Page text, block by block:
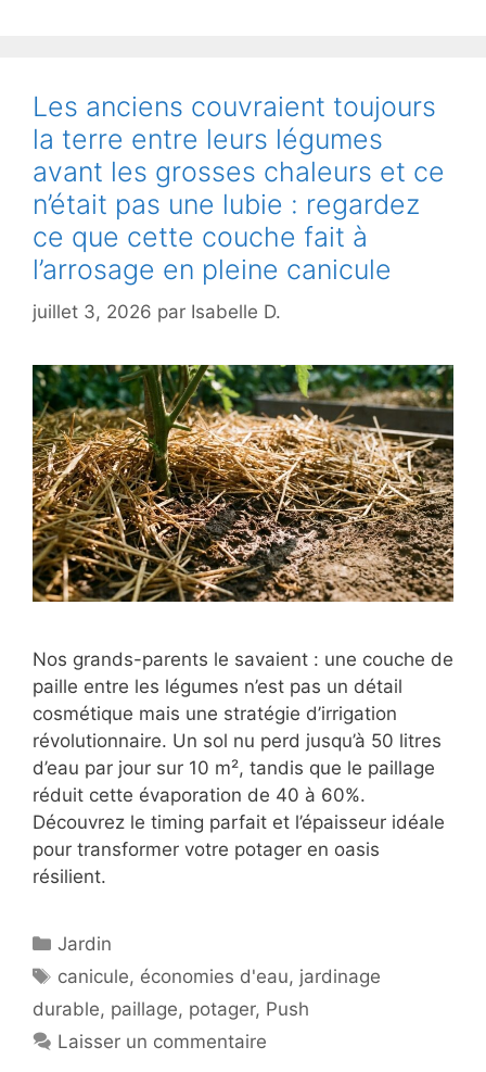
Les anciens couvraient toujours
la terre entre leurs légumes
avant les grosses chaleurs et ce
n’était pas une lubie : regardez
ce que cette couche fait à
l’arrosage en pleine canicule
juillet 3, 2026 par Isabelle D.
Nos grands-parents le savaient : une couche de
paille entre les légumes n’est pas un détail
cosmétique mais une stratégie d’irrigation
révolutionnaire. Un sol nu perd jusqu’à 50 litres
d’eau par jour sur 10 m², tandis que le paillage
réduit cette évaporation de 40 à 60%.
Découvrez le timing parfait et l’épaisseur idéale
pour transformer votre potager en oasis
résilient.
Catégories
Jardin
Étiquettes
canicule, économies d'eau, jardinage
durable, paillage, potager, Push
Laisser un commentaire